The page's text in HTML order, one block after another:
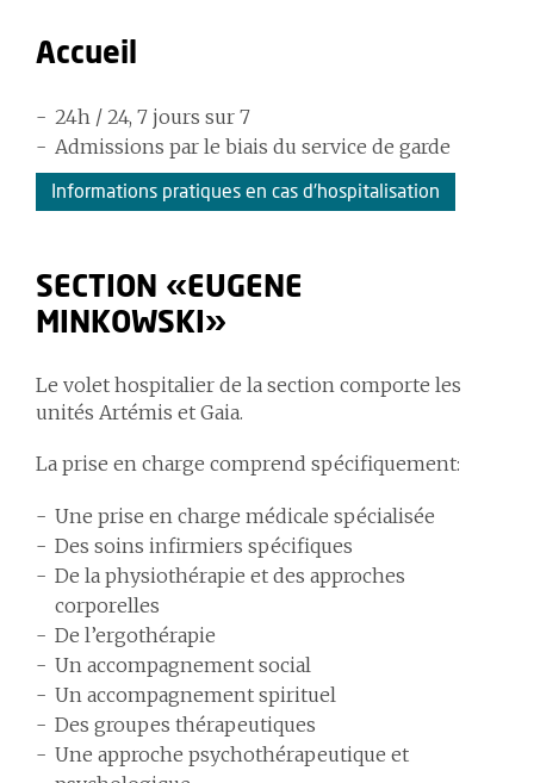
Accueil
24h / 24, 7 jours sur 7
Admissions par le biais du service de garde
Informations pratiques en cas d'hospitalisation
SECTION «EUGENE
MINKOWSKI»
Le volet hospitalier de la section comporte les
unités Artémis et Gaia.
La prise en charge comprend spécifiquement:
Une prise en charge médicale spécialisée
Des soins infirmiers spécifiques
De la physiothérapie et des approches
corporelles
De l’ergothérapie
Un accompagnement social
Un accompagnement spirituel
Des groupes thérapeutiques
Une approche psychothérapeutique et